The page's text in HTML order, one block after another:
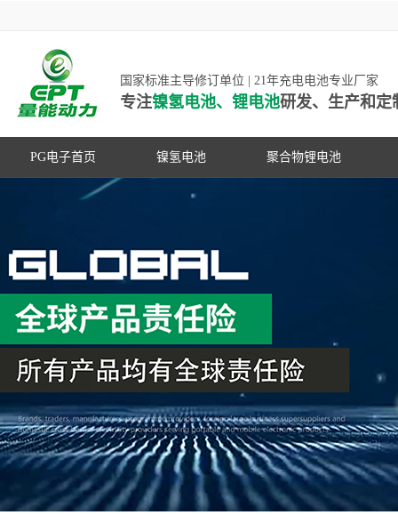
国家标准主导修订单位 | 21年充电电池专业厂家
专注镍氢电池、锂电池研发、生产和定
PG电子首页 镍氢电池 聚合物锂电池
高容量镍氢电池
超低自放电镍氢电池
动力镍氢电池
常规镍氢电池
PG游戏官网是镍氢电池国家标准主导
修订单位，并参与多项锂电池行业国
家标准的制定